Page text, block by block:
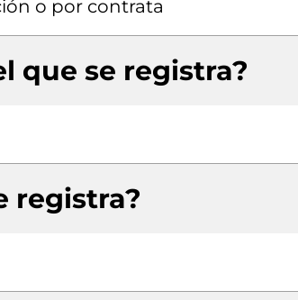
o por contrata
que se registra?
registra?